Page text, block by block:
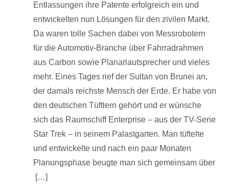
Entlassungen ihre Patente erfolgreich ein und
entwickelten nun Lösungen für den zivilen Markt.
Da waren tolle Sachen dabei von Messrobotern
für die Automotiv-Branche über Fahrradrahmen
aus Carbon sowie Planarlautsprecher und vieles
mehr. Eines Tages rief der Sultan von Brunei an,
der damals reichste Mensch der Erde. Er habe von
den deutschen Tüftlern gehört und er wünsche
sich das Raumschiff Enterprise – aus der TV-Serie
Star Trek – in seinem Palastgarten. Man tüftelte
und entwickelte und nach ein paar Monaten
Planungsphase beugte man sich gemeinsam über
[…]